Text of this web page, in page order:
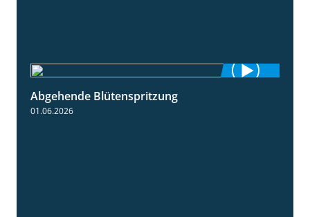
Abgehende Blütenspritzung
01.06.2026